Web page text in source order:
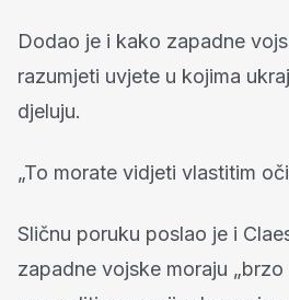
Dodao je i kako zapadne
razumjeti uvjete u kojima
djeluju.
„To morate vidjeti vlastitim
Sličnu poruku poslao je i
zapadne vojske moraju